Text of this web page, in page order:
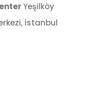
Yeşilköy
İstanbul